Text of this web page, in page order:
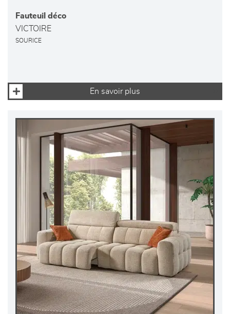
Fauteuil déco
VICTOIRE
SOURICE
En savoir plus